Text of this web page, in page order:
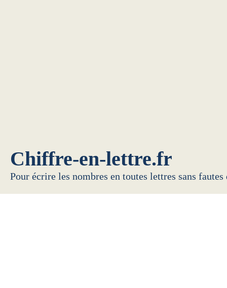
Chiffre-en-lettre.fr
Pour écrire les nombres en toutes lettres sans